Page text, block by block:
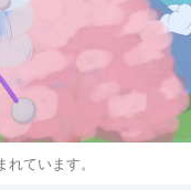
ています。